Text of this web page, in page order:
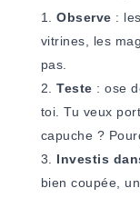
Observe :
vitrines, les
pas.
Teste : ose
toi. Tu veux
capuche ?
Investis
bien coupée,